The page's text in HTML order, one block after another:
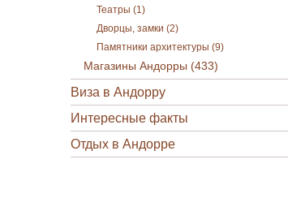
Театры (1)
Дворцы, замки (2)
Памятники архитектуры (9)
Магазины Андорры (433)
Виза в Андорру
Интересные факты
Отдых в Андорре